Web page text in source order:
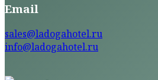
Email
sales@ladogahotel.ru
info@ladogahotel.ru